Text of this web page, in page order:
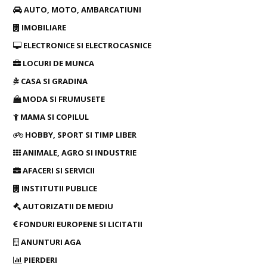
AUTO, MOTO, AMBARCATIUNI
IMOBILIARE
ELECTRONICE SI ELECTROCASNICE
LOCURI DE MUNCA
CASA SI GRADINA
MODA SI FRUMUSETE
MAMA SI COPILUL
HOBBY, SPORT SI TIMP LIBER
ANIMALE, AGRO SI INDUSTRIE
AFACERI SI SERVICII
INSTITUTII PUBLICE
AUTORIZATII DE MEDIU
FONDURI EUROPENE SI LICITATII
ANUNTURI AGA
PIERDERI